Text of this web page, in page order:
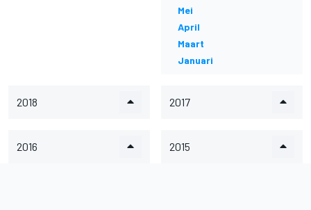
Mei
April
Maart
Januari
2018 2017
2016 2015